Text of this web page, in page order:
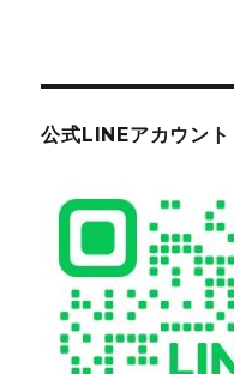
公式LINEアカウント